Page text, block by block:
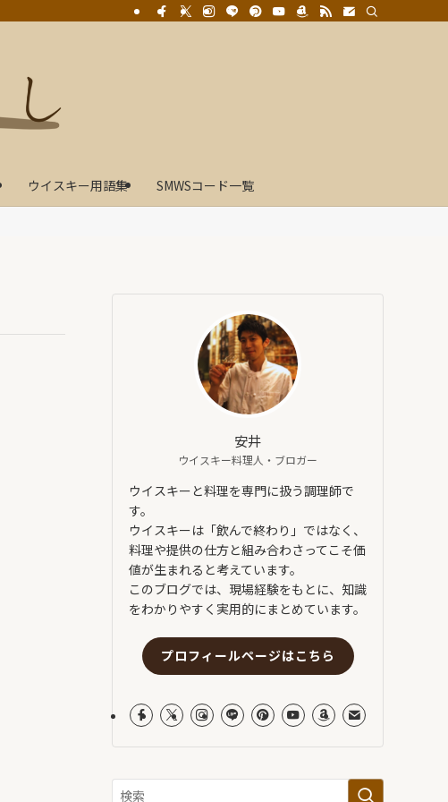
ウイスキー用語集 SMWSコード一覧
安井
ウイスキー料理人・ブロガー
ウイスキーと料理を専門に扱う調理師で
す。
ウイスキーは「飲んで終わり」ではなく、
料理や提供の仕方と組み合わさってこそ価
値が生まれると考えています。
このブログでは、現場経験をもとに、知識
をわかりやすく実用的にまとめています。
プロフィールページはこちら